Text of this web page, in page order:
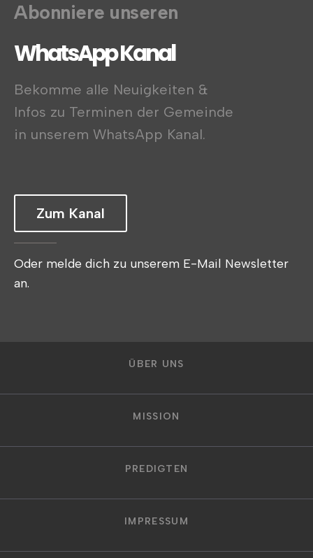
Abonniere unseren
WhatsApp Kanal
Bekomme alle Neuigkeiten &
Infos zu Terminen der Gemeinde
in unserem WhatsApp Kanal.
Zum Kanal
Oder melde dich zu unserem E-Mail Newsletter
an.
ÜBER UNS
MISSION
PREDIGTEN
IMPRESSUM